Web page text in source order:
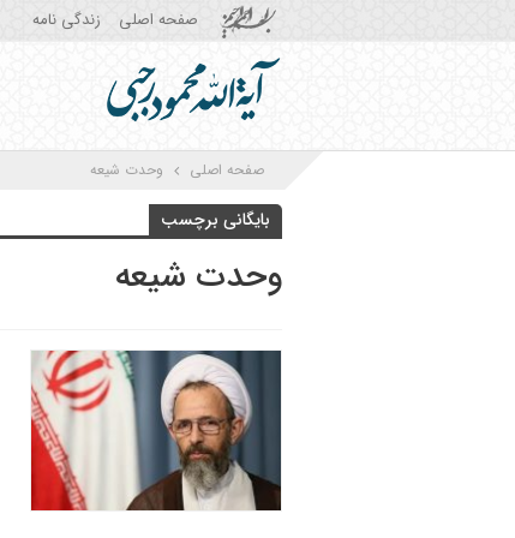
صفحه اصلی زندگی نامه
صفحه اصلی وحدت شیعه
بایگانی برچسب
وحدت شیعه